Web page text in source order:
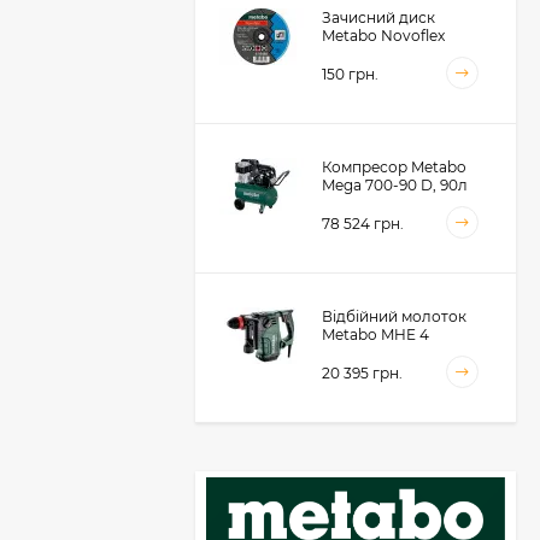
Зачисний диск
Metabo Novoflex
(616468000)
150 грн.
Компресор Metabo
Mega 700-90 D, 90л
78 524 грн.
Відбійний молоток
Metabo MHE 4
20 395 грн.
фрезер для обробки
металевих крайок
Metabo KFMVB 18 LTX
50 104 грн.